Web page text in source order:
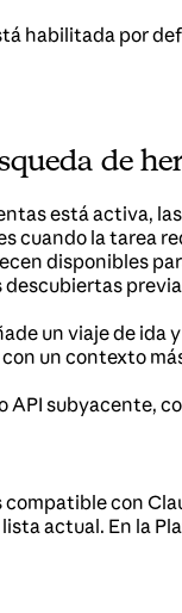
habilitada por
de
está activa,
cuando la tarea
disponibles
un viaje de
un contexto
API subyacente,
con
lista actual. En la